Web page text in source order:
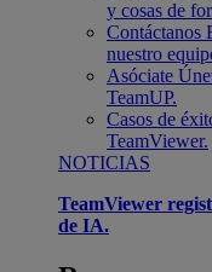
y cosas de
Contáctanos
nuestro
Asóciate
TeamUP.
Casos de
TeamViewer.
NOTICIAS
TeamViewer
de IA.